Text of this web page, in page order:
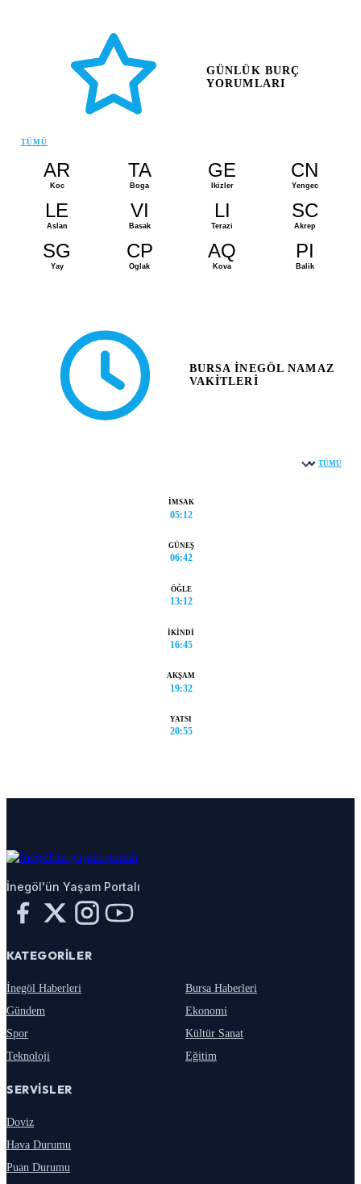
GÜNLÜK BURÇ
YORUMLARI
TÜMÜ
AR
Koc
TA
Boga
GE
Ikizler
CN
Yengec
LE
Aslan
VI
Basak
LI
Terazi
SC
Akrep
SG
Yay
CP
Oglak
AQ
Kova
PI
Balik
BURSA İNEGÖL NAMAZ
VAKITLERI
TÜMÜ
İMSAK
05:12
GÜNEŞ
06:42
ÖĞLE
13:12
İKINDI
16:45
AKŞAM
19:32
YATSI
20:55
İnegöl'ün Yaşam Portalı
KATEGORILER
İnegöl Haberleri
Bursa Haberleri
Gündem
Ekonomi
Spor
Kültür Sanat
Teknoloji
Eğitim
SERVISLER
Doviz
Hava Durumu
Puan Durumu